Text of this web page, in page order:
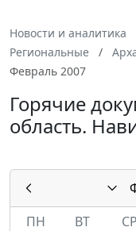
Новости и аналитика
Региональные
Февраль 2007
Горячие
область.
ПН
ВТ СР